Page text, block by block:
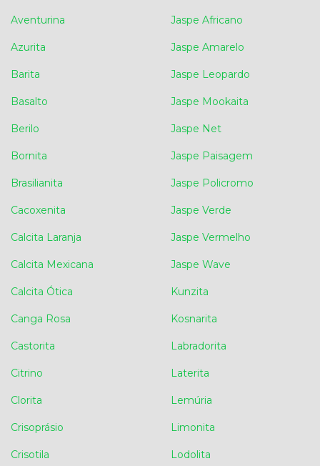
Aventurina
Azurita
Barita
Basalto
Berilo
Bornita
Brasilianita
Cacoxenita
Calcita Laranja
Calcita Mexicana
Calcita Ótica
Canga Rosa
Castorita
Citrino
Clorita
Crisoprásio
Crisotila
Jaspe Africano
Jaspe Amarelo
Jaspe Leopardo
Jaspe Mookaita
Jaspe Net
Jaspe Paisagem
Jaspe Policromo
Jaspe Verde
Jaspe Vermelho
Jaspe Wave
Kunzita
Kosnarita
Labradorita
Laterita
Lemúria
Limonita
Lodolita